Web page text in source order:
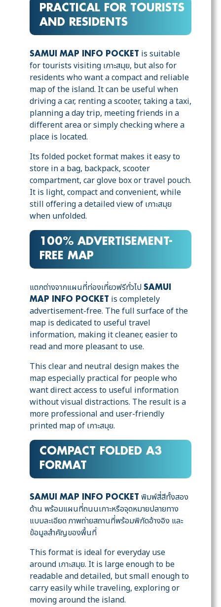
PRACTICAL FOR TOURISTS
AND RESIDENTS
SAMUI MAP INFO POCKET is suitable
for tourists visiting เกาะสมุย, but also for
residents who want a compact and reliable
map of the island. It can be useful when
driving a car, renting a scooter, taking a taxi,
planning a day trip, meeting friends in a
different area or simply checking where a
place is located.
Its folded pocket format makes it easy to
store in a bag, backpack, scooter
compartment, car glove box or travel pouch.
It is light, compact and convenient, while
still offering a detailed view of เกาะสมุย
when unfolded.
100% ADVERTISEMENT-
FREE MAP
แตกต่างจากแผนที่ท่องเที่ยวฟรีทั่วไป SAMUI
MAP INFO POCKET is completely
advertisement-free. The full surface of the
map is dedicated to useful travel
information, making it cleaner, easier to
read and more pleasant to use.
This clear and neutral design makes the
map especially practical for people who
want direct access to useful information
without visual distractions. The result is a
more professional and user-friendly
printed map of เกาะสมุย.
COMPACT FOLDED A3
FORMAT
SAMUI MAP INFO POCKET พิมพ์สี่สีทั้งสอง
ด้าน พร้อมแผนที่ถนนเกาะหรือจุดหมายปลายทาง
แบบละเอียด ภาพถ่ายสถานที่พร้อมพิกัดอ้างอิง และ
ข้อมูลสำคัญของพื้นที่
This format is ideal for everyday use
around เกาะสมุย. It is large enough to be
readable and detailed, but small enough to
carry easily while traveling, exploring or
moving around the island.